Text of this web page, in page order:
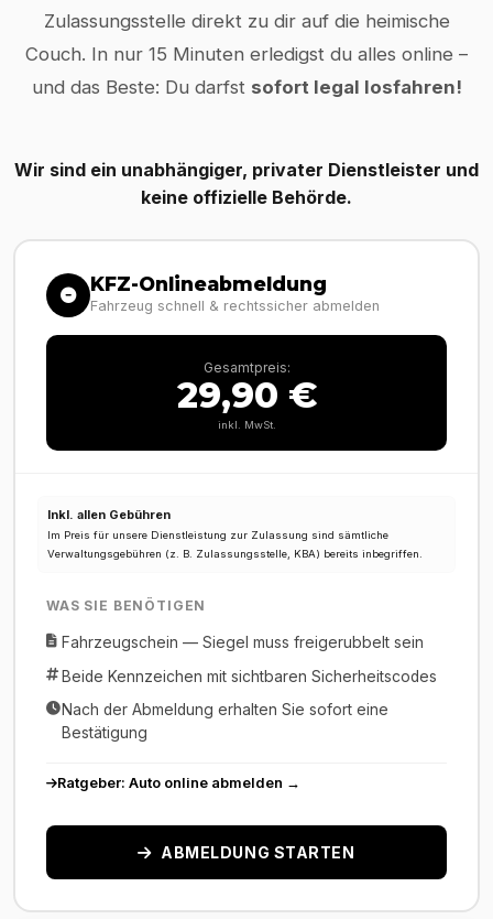
Zulassungsstelle direkt zu dir auf die heimische
Couch. In nur 15 Minuten erledigst du alles online –
und das Beste: Du darfst sofort legal losfahren!
Wir sind ein unabhängiger, privater Dienstleister und
keine offizielle Behörde.
KFZ-Onlineabmeldung
Fahrzeug schnell & rechtssicher abmelden
Gesamtpreis:
29,90 €
inkl. MwSt.
Inkl. allen Gebühren
Im Preis für unsere Dienstleistung zur Zulassung sind sämtliche
Verwaltungsgebühren (z. B. Zulassungsstelle, KBA) bereits inbegriffen.
WAS SIE BENÖTIGEN
Fahrzeugschein — Siegel muss freigerubbelt sein
Beide Kennzeichen mit sichtbaren Sicherheitscodes
Nach der Abmeldung erhalten Sie sofort eine
Bestätigung
Ratgeber: Auto online abmelden →
ABMELDUNG STARTEN